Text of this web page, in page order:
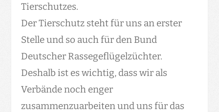
Tierschutzes.
Der Tierschutz steht für uns an erster
Stelle und so auch für den Bund
Deutscher Rassegeflügelzüchter.
Deshalb ist es wichtig, dass wir als
Verbände noch enger
zusammenzuarbeiten und uns für das